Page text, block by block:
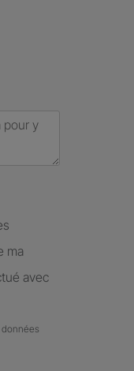
ma
avec